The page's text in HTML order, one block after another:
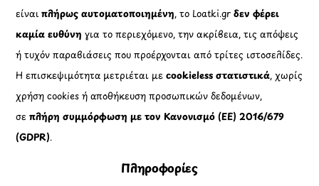
είναιπλήρως αυτοματοποιημένη, το Loatki.grδεν φέρει
καμία ευθύνη για το περιεχόμενο, την ακρίβεια, τις απόψεις
ή τυχόν παραβιάσεις που προέρχονται από τρίτες ιστοσελίδες.
Η επισκεψιμότητα μετριέται μεcookieless στατιστικά, χωρίς
χρήση cookies ή αποθήκευση προσωπικών δεδομένων,
σεπλήρη συμμόρφωση με τον Κανονισμό (ΕΕ) 2016/679
(GDPR).
Πληροφορίες